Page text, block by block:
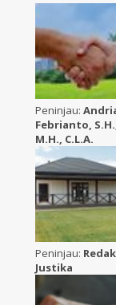
Peninjau:
Febrianto,
M.H., C.L.A.
Peninjau:
Justika